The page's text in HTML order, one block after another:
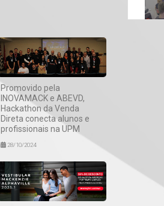
Promovido pela
INOVAMACK e ABEVD,
Hackathon da Venda
Direta conecta alunos e
profissionais na UPM
28/10/2024